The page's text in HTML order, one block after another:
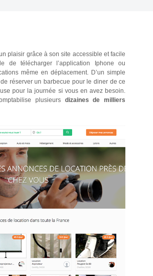
plaisir grâce à son site accessible et facile
de télécharger l’application Iphone ou
même en déplacement. D’un simple
réserver un barbecue pour le diner de ce
pour la journée si vous en avez besoin.
plusieurs dizaines de milliers